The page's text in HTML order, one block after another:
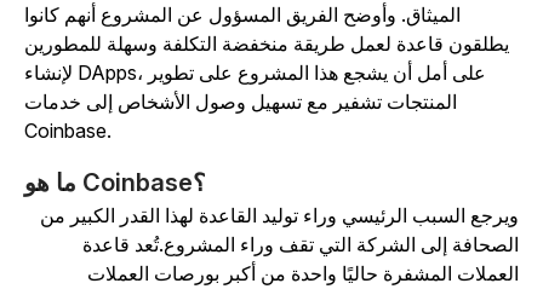
الميثاق.وأوضح الفريق المسؤول عن المشروع أنهم كانوا
يطلقون قاعدة لعمل طريقة منخفضة التكلفة وسهلة للمطورين
لإنشاء DApps، على أمل أن يشجع هذا المشروع على تطوير
المنتجات تشفير مع تسهيل وصول الأشخاص إلى خدمات
Coinbase.
السبب الرئيسي وراء توليد القاعدة لهذا القدر الكبير من
إلى الشركة التي تقف وراء المشروع. تُعد قاعدة
المشفرة حاليًا واحدة من أكبر بورصات العملات